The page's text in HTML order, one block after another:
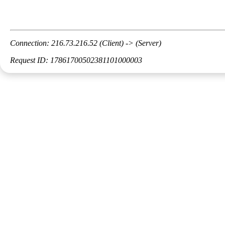
Connection: 216.73.216.52 (Client) -> (Server)
Request ID: 17861700502381101000003